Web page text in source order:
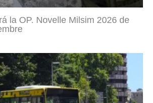
la OP. Novelle Milsim 2026 de